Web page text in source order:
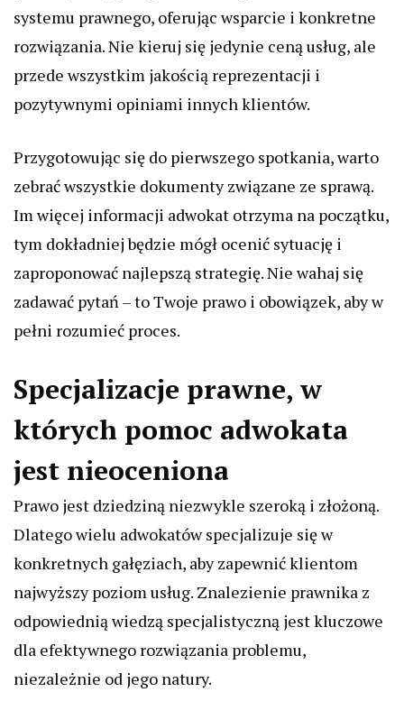
systemu prawnego, oferując wsparcie i konkretne
rozwiązania. Nie kieruj się jedynie ceną usług, ale
przede wszystkim jakością reprezentacji i
pozytywnymi opiniami innych klientów.
Przygotowując się do pierwszego spotkania, warto
zebrać wszystkie dokumenty związane ze sprawą.
Im więcej informacji adwokat otrzyma na początku,
tym dokładniej będzie mógł ocenić sytuację i
zaproponować najlepszą strategię. Nie wahaj się
zadawać pytań – to Twoje prawo i obowiązek, aby w
pełni rozumieć proces.
Specjalizacje prawne, w
których pomoc adwokata
jest nieoceniona
Prawo jest dziedziną niezwykle szeroką i złożoną.
Dlatego wielu adwokatów specjalizuje się w
konkretnych gałęziach, aby zapewnić klientom
najwyższy poziom usług. Znalezienie prawnika z
odpowiednią wiedzą specjalistyczną jest kluczowe
dla efektywnego rozwiązania problemu,
niezależnie od jego natury.